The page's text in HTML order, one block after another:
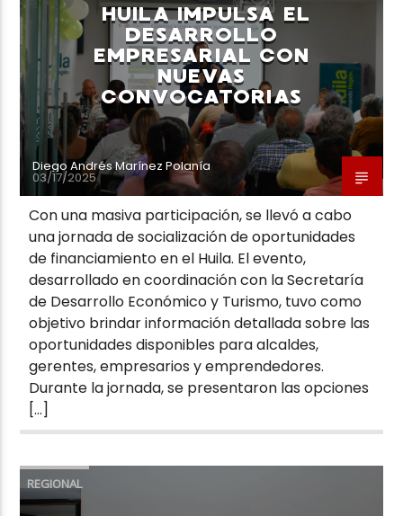
HUILA IMPULSA EL
DESARROLLO
EMPRESARIAL CON
NUEVAS
CONVOCATORIAS
Diego Andrés Marínez Polanía
03/17/2025
Con una masiva participación, se llevó a cabo
una jornada de socialización de oportunidades
de financiamiento en el Huila. El evento,
desarrollado en coordinación con la Secretaría
de Desarrollo Económico y Turismo, tuvo como
objetivo brindar información detallada sobre las
oportunidades disponibles para alcaldes,
gerentes, empresarios y emprendedores.
Durante la jornada, se presentaron las opciones
[…]
REGIONAL